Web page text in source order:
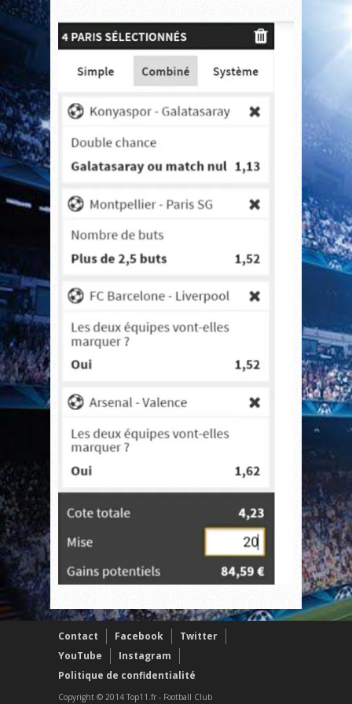
Contact Facebook
Twitter
YouTube
Instagram
Politique de confidentialité
Copyright © 2014 Top11.fr - Football Club